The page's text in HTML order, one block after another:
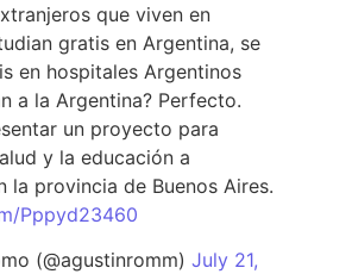
que viven en
gratis en Argentina, se
en hospitales Argentinos
a la Argentina? Perfecto.
un proyecto para
y la educación a
la provincia de Buenos Aires.
Pppyd23460
(@agustinromm) July 21,